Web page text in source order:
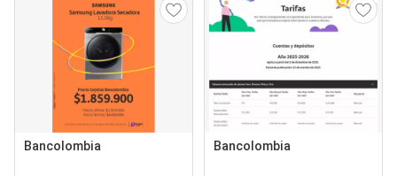
Bancolombia Bancolombia